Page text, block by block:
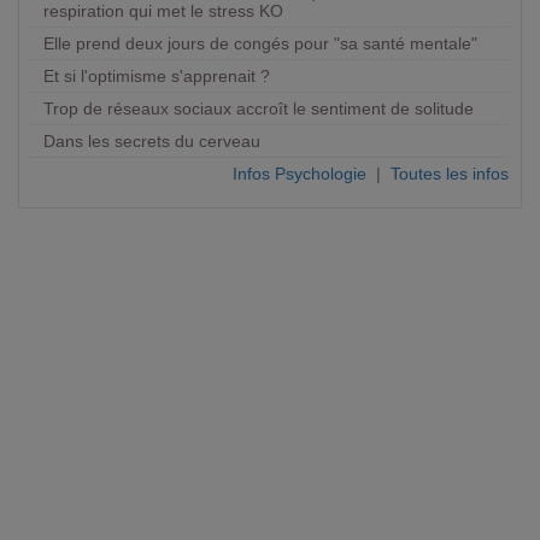
respiration qui met le stress KO
Elle prend deux jours de congés pour "sa santé mentale"
Et si l'optimisme s'apprenait ?
Trop de réseaux sociaux accroît le sentiment de solitude
Dans les secrets du cerveau
Infos Psychologie | Toutes les infos